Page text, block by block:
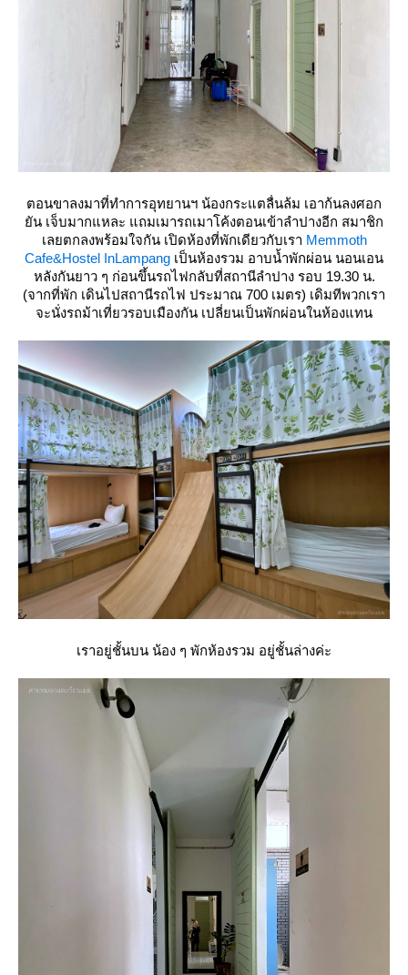
ตอนขาลงมาที่ทำการอุทยานฯ น้องกระแตลื่นล้ม เอาก้นลงศอก
ัน เจ็บมากแหละ แถมเมารถเมาโค้งตอนเข้าลำปางอีก สมาชิก
เลยตกลงพร้อมใจกัน เปิดห้องที่พักเดียวกับเรา Memmoth
Cafe&Hostel InLampang เป็นห้องรวม อาบน้ำพักผ่อน นอนเอน
หลังกันยาว ๆ ก่อนขึ้นรถไฟกลับที่สถานีลำปาง รอบ 19.30 น.
(จากที่พัก เดินไปสถานีรถไฟ ประมาณ 700 เมตร) เดิมทีพวกเรา
จะนั่งรถม้าเที่ยวรอบเมืองกัน เปลี่ยนเป็นพักผ่อนในห้องแทน
เราอยู่ชั้นบน น้อง ๆ พักห้องรวม อยู่ชั้นล่างค่ะ